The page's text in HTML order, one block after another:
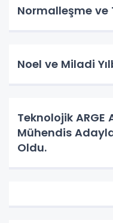
Normalleşme ve
Noel ve Miladi
Teknolojik ARGE
Mühendis
Oldu.